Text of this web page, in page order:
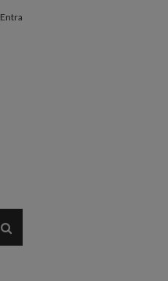
Entra